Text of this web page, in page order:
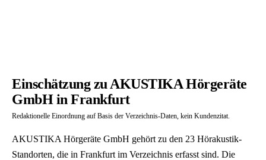
Einschätzung zu AKUSTIKA Hörgeräte
GmbH in Frankfurt
Redaktionelle Einordnung auf Basis der Verzeichnis-Daten, kein Kundenzitat.
AKUSTIKA Hörgeräte GmbH gehört zu den 23 Hörakustik-
Standorten, die in Frankfurt im Verzeichnis erfasst sind. Die